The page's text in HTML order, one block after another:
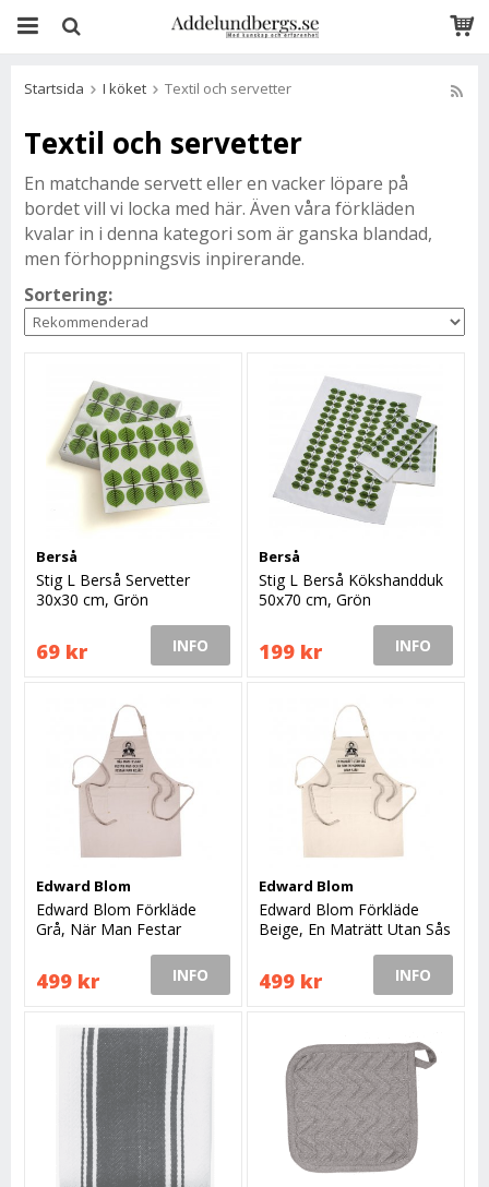
Startsida I köket Textil och servetter
Textil och servetter
En matchande servett eller en vacker löpare på
bordet vill vi locka med här. Även våra förkläden
kvalar in i denna kategori som är ganska blandad,
men förhoppningsvis inpirerande.
Sortering:
Berså
Stig L Berså Servetter
30x30 cm, Grön
69 kr INFO
Berså
Stig L Berså Kökshandduk
50x70 cm, Grön
199 kr INFO
Edward Blom
Edward Blom Förkläde
Grå, När Man Festar
499 kr INFO
Edward Blom
Edward Blom Förkläde
Beige, En Maträtt Utan Sås
499 kr INFO